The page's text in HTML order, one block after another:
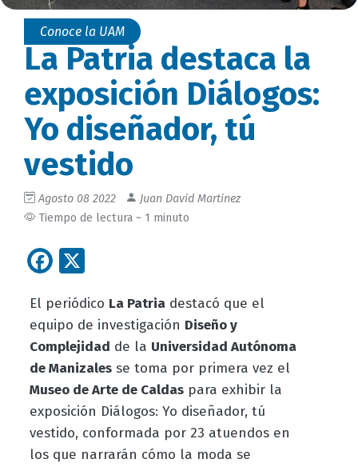
Conoce la UAM
La Patria destaca la
exposición Diálogos:
Yo diseñador, tú
vestido
Agosto 08 2022
Juan David Martinez
Tiempo de lectura ~ 1 minuto
Facebook
El periódico La Patriadestacó que el
equipo de investigación Diseño y
Complejidad de la Universidad Autónoma
de Manizalesse toma por primera vez el
Museo de Arte de Caldaspara exhibir la
exposición Diálogos: Yo diseñador, tú
vestido, conformada por 23 atuendos en
los que narrarán cómo la moda se